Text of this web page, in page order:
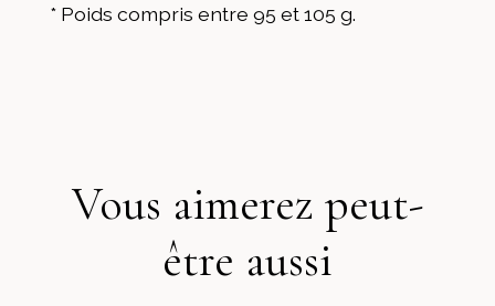
* Poids compris entre 95 et 105 g.
Vous aimerez peut-
être aussi